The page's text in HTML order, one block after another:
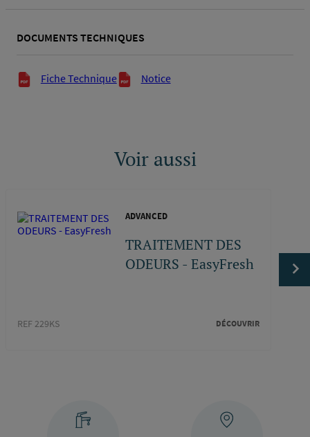
DOCUMENTS TECHNIQUES
Documents techniques
Fiche Technique Notice
Voir aussi
ADVANCED
TRAITEMENT DES
ODEURS - EasyFresh
REF 229KS DÉCOUVRIR